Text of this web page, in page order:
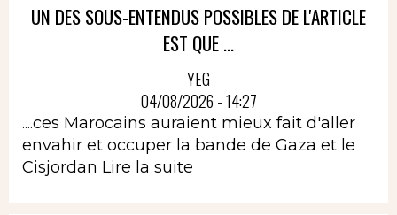
UN DES SOUS-ENTENDUS POSSIBLES DE L'ARTICLE
EST QUE ...
YEG
04/08/2026 - 14:27
....ces Marocains auraient mieux fait d'aller
envahir et occuper la bande de Gaza et le
Cisjordan Lire la suite